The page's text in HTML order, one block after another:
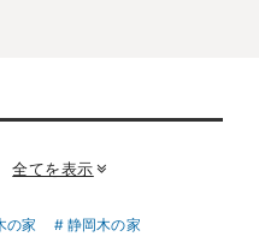
全てを表示
の家
静岡木の家